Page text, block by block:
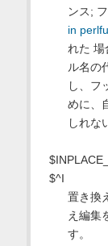
ンス;
in
れた 場
ル名の
し、フ
めに、
しれな
$^I
置き換
え編集
す。